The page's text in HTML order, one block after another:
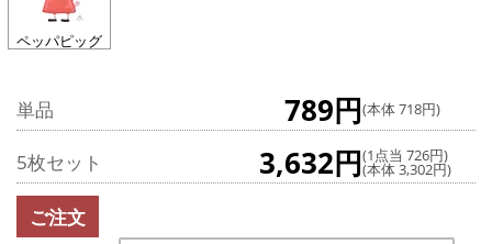
ペッパピッグ
単品 789円(本体 718円)
5枚セット 3,632円(1点当 726円)
(本体 3,302円)
ご注文